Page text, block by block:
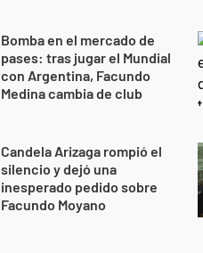
Bomba en el mercado de
pases: tras jugar el Mundial
con Argentina, Facundo
Medina cambia de club
Candela Arizaga rompió el
silencio y dejó una
inesperado pedido sobre
Facundo Moyano